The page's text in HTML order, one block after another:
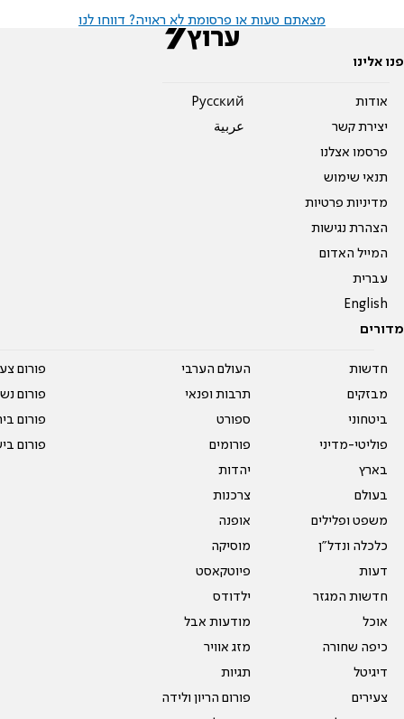
מצאתם טעות או פרסומת לא ראויה? דווחו לנו
פנו אלינו
אודות
יצירת קשר
פרסמו אצלנו
תנאי שימוש
מדיניות פרטיות
הצהרת נגישות
המייל האדום
עברית
English
Pусский
عربية
מדורים
חדשות
מבזקים
ביטחוני
פוליטי-מדיני
בארץ
בעולם
משפט ופלילים
כלכלה ונדל"ן
דעות
חדשות המגזר
אוכל
כיפה שחורה
דיגיטל
צעירים
העולם הערבי
תרבות ופנאי
ספורט
פורומים
יהדות
צרכנות
אופנה
מוסיקה
פיוטקאסט
ילדודס
מודעות אבל
מזג אוויר
תגיות
פורום הריון ולידה
פורום
פורום
פורום
פורום